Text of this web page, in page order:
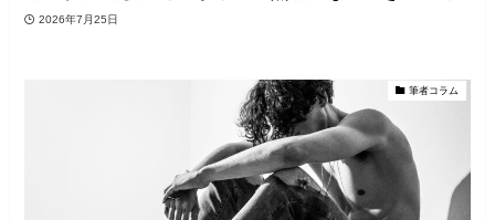
2026年7月25日
筆者コラム